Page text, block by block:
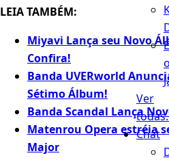
o
Ver
Chat
LEIA TAMBÉM:
Miyavi Lança seu Novo
Confira!
Banda UVERworld
Sétimo Álbum!
Banda Scandal Lança
Matenrou Opera estréia
Major